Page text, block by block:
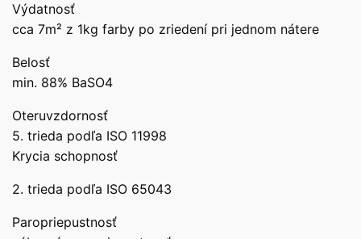
Výdatnosť
cca 7m² z 1kg farby po zriedení pri jednom nátere
Belosť
min. 88% BaSO4
Oteruvzdornosť
5. trieda podľa ISO 11998
Krycia schopnosť
2. trieda podľa ISO 65043
Paropriepustnosť